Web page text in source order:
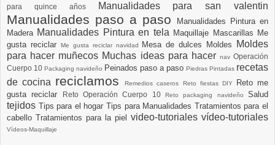
para quince años
Manualidades para san valentin
Manualidades paso a paso
Manualidades Pintura en
Madera Manualidades Pintura en tela Maquillaje Mascarillas Me
gusta reciclar
Me gusta reciclar navidad Mesa de dulces Moldes
Moldes
para hacer muñecos Muchas ideas para hacer nav Operación
Cuerpo 10 Packaging navideño Peinados paso a paso Piedras Pintadas recetas
de cocina reciclamosRemedios caseros Reto fiestas DIY
Reto me
gusta reciclar
Reto Operación Cuerpo 10Reto packaging navideñoSalud
tejidos Tips para el hogarTips para Manualidades Tratamientos para el
cabello Tratamientos para la piel video-tutoriales vídeo-tutoriales
Vídeos-Maquillaje